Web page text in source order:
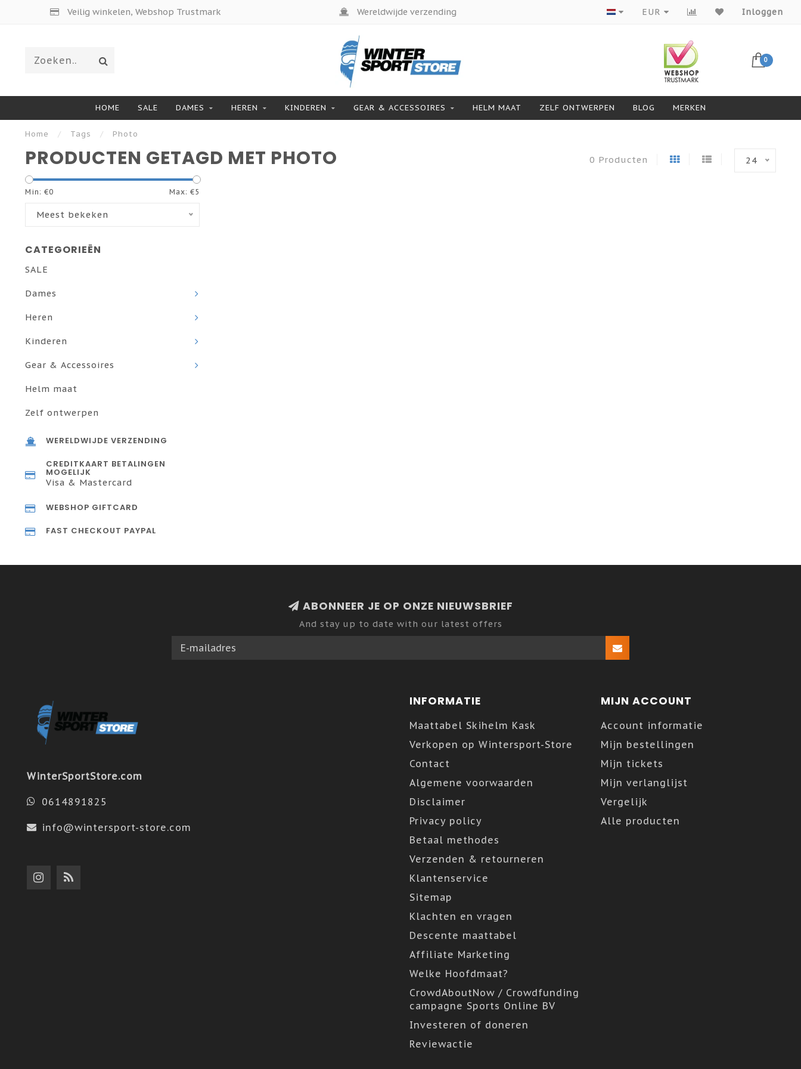
Veilig winkelen, Webshop Trustmark Wereldwijde verzending Producten van topmerken
EUR Inloggen
0
HOME SALE DAMES HEREN KINDEREN GEAR & ACCESSOIRES HELM MAAT ZELF ONTWERPEN BLOG MERKEN
Home / Tags / Photo
PRODUCTEN GETAGD MET PHOTO 0 Producten 24
Min: €0 Max: €5
Meest bekeken
CATEGORIEËN
SALE
Dames
Heren
Kinderen
Gear & Accessoires
Helm maat
Zelf ontwerpen
WERELDWIJDE VERZENDING
CREDITKAART BETALINGEN
MOGELIJK
Visa & Mastercard
WEBSHOP GIFTCARD
FAST CHECKOUT PAYPAL
ABONNEER JE OP ONZE NIEUWSBRIEF
And stay up to date with our latest offers
WinterSportStore.com
0614891825
info@wintersport-store.com
INFORMATIE
Maattabel Skihelm Kask
Verkopen op Wintersport-Store
Contact
Algemene voorwaarden
Disclaimer
Privacy policy
Betaal methodes
Verzenden & retourneren
Klantenservice
Sitemap
Klachten en vragen
Descente maattabel
Affiliate Marketing
Welke Hoofdmaat?
CrowdAboutNow / Crowdfunding
campagne Sports Online BV
Investeren of doneren
Reviewactie
MIJN ACCOUNT
Account informatie
Mijn bestellingen
Mijn tickets
Mijn verlanglijst
Vergelijk
Alle producten